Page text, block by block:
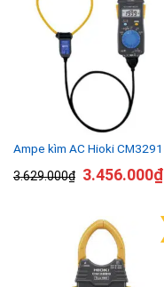
Ampe kìm AC Hioki CM3291
3.629.000₫ 3.456.000₫